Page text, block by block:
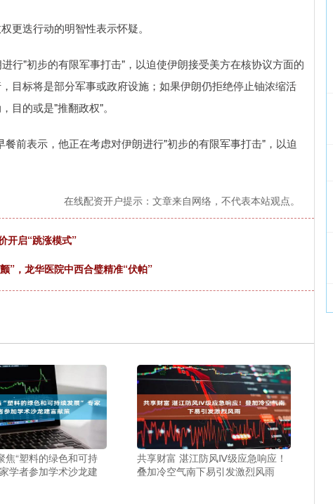
更迭行动的明智性表示怀疑。
行"初步的有限军事打击"，以迫使伊朗接受美方在核协议方面的
目标将是部分军事或政府设施；如果伊朗仍拒绝停止铀浓缩活
目的或是"推翻政权"。
前表示，他正在考虑对伊朗进行"初步的有限军事打击"，以迫
在线配资开户提示：文章来自网络，不代表本站观点。
开启“跳涨模式”
”，龙华医院中西合璧精准“伏帕”
焦“塑料的绿色和可持
学者参加学术沙龙建
共享财富 湛江防风Ⅳ级应急响应！
叠加冷空气南下易引发激烈风雨